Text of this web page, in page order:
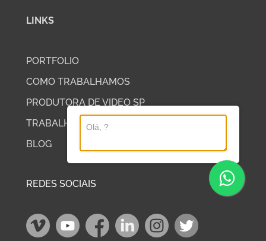
LINKS
PORTFOLIO
COMO TRABALHAMOS
PRODUTORA DE VIDEO SP
TRABALHE COM A DP2
BLOG
REDES SOCIAIS